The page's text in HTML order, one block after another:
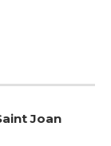
Joan